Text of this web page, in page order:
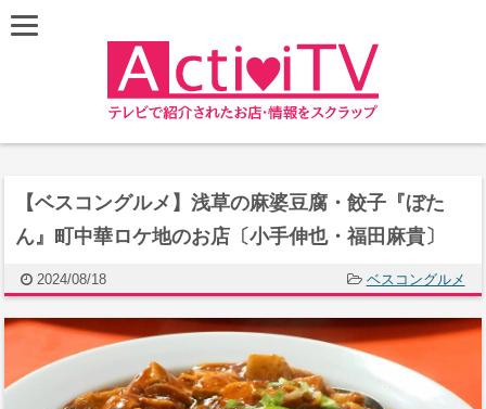
【ベスコングルメ】浅草の麻婆豆腐・餃子『ぼた
ん』町中華ロケ地のお店〔小手伸也・福田麻貴〕
2024/08/18 ベスコングルメ